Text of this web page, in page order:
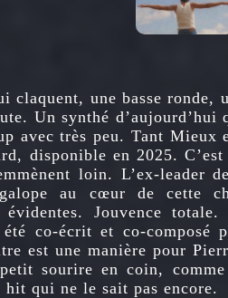
claquent, une basse
Un synthé
avec très peu. Tant
disponible en 2025.
loin. L’ex-leader
au cœur de cette
évidentes. Jouvence
co-écrit et co-composé
est une manière pour
sourire en coin,
qui ne le sait pas encore.